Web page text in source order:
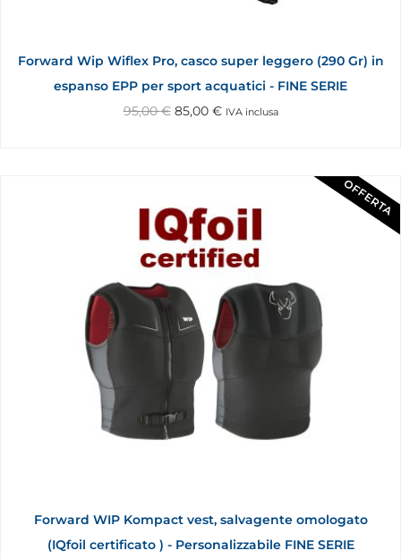
Forward Wip Wiflex Pro, casco super leggero (290 Gr) in
espanso EPP per sport acquatici - FINE SERIE
95,00€ 85,00 € IVA inclusa
OFFERTA
Forward WIP Kompact vest, salvagente omologato
(IQfoil certificato ) - Personalizzabile FINE SERIE